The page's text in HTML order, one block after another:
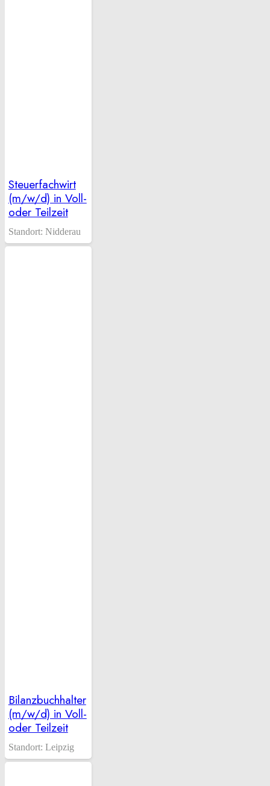
Steuerfachwirt
(m/w/d) in Voll-
oder Teilzeit
Standort: Nidderau
Bilanzbuchhalter
(m/w/d) in Voll-
oder Teilzeit
Standort: Leipzig